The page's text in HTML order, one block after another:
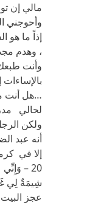
مالي إن
وأحوجني
إذاً ما هو
، وهدم
وأنت
…هل أنت
لحالي
ولكن
أنه عبد
إلا في
20 –
شِيمَةٌ لِي
عجز